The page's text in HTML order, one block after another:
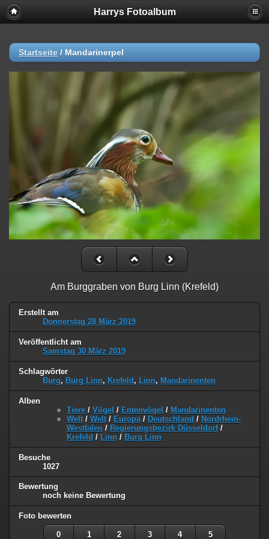
Harrys Fotoalbum
Startseite / Mandarinerpel
Am Burggraben von Burg Linn (Krefeld)
Erstellt am
Donnerstag 28 März 2019
Veröffentlicht am
Samstag 30 März 2019
Schlagwörter
Burg, Burg Linn, Krefeld , Linn, Mandarinenten
Alben
Tiere / Vögel / Entenvögel / Mandarinenten
Welt / Welt / Europa / Deutschland / Nordrhein-
Westfalen / Regierungsbezirk Düsseldorf/
Krefeld / Linn / Burg Linn
Besuche
1027
Bewertung
noch keine Bewertung
Foto bewerten
0 1 2 3 4 5